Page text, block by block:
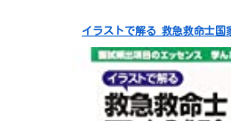
イラストで解る 救急救命士国